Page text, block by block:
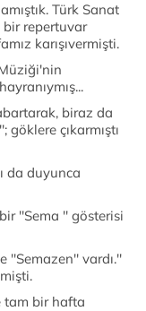
Türk Sanat
bir repertuvar
karışıvermişti.
biraz da
çıkarmıştı
da duyunca
''Sema '' gösterisi
''Semazen'' vardı.''
tam bir hafta